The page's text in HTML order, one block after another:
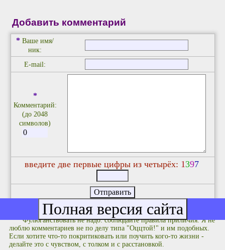
Добавить комментарий
* Ваше имя/
ник:
E-mail:
*
Комментарий:
(до 2048
символов)
введите две первые цифры из четырёх: 1397
Фулюганствовать не надо: соблюдайте правила приличия. Я не
люблю комментариев не по делу типа "Оццтой!" и им подобных.
Если хотите что-то покритиковать или поучить кого-то жизни -
делайте это с чувством, с толком и с расстановкой.